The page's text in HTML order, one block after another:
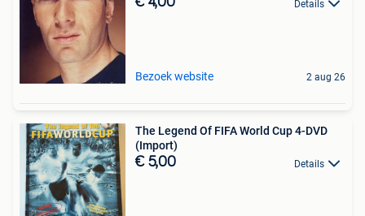
Details
Bezoek website 2 aug 26
The Legend Of FIFA World Cup 4-DVD
(Import)
€ 5,00 Details